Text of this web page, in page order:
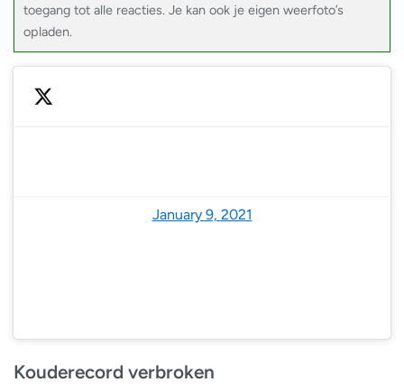
toegang tot alle reacties. Je kan ook je eigen weerfoto’s
opladen.
January 9, 2021
Kouderecord verbroken